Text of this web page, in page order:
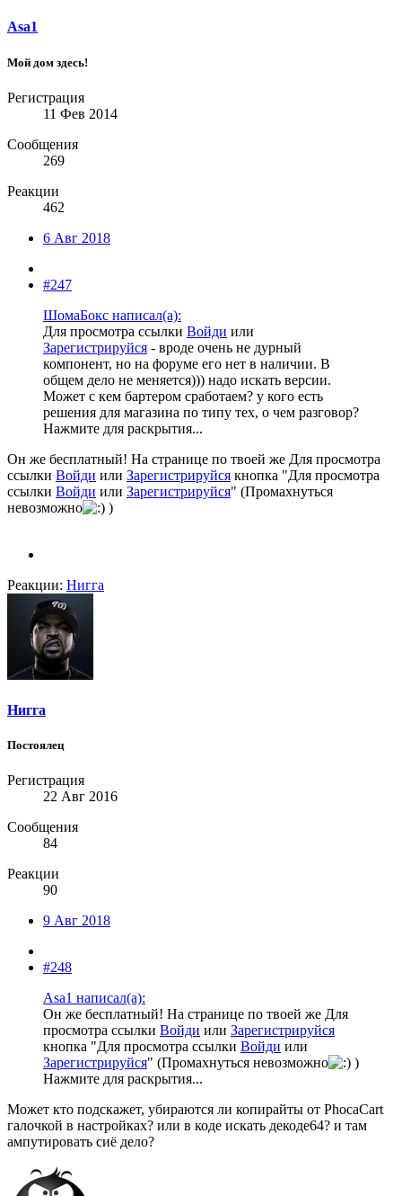
Asa1
Мой дом здесь!
Регистрация
11 Фев 2014
Сообщения
269
Реакции
462
6 Авг 2018
#247
ШомаБокс написал(а):
Для просмотра ссылки Войди или
Зарегистрируйся - вроде очень не дурный
компонент, но на форуме его нет в наличии. В
общем дело не меняется))) надо искать версии.
Может с кем бартером сработаем? у кого есть
решения для магазина по типу тех, о чем разговор?
Нажмите для раскрытия...
Он же бесплатный! На странице по твоей же Для просмотра
ссылки Войди или Зарегистрируйся кнопка "Для просмотра
ссылки Войди или Зарегистрируйся" (Промахнуться
невозможно
)
Реакции: Нигга
Нигга
Постоялец
Регистрация
22 Авг 2016
Сообщения
84
Реакции
90
9 Авг 2018
#248
Asa1 написал(а):
Он же бесплатный! На странице по твоей же Для
просмотра ссылки Войди или Зарегистрируйся
кнопка "Для просмотра ссылки Войди или
Зарегистрируйся" (Промахнуться невозможно
)
Нажмите для раскрытия...
Может кто подскажет, убираются ли копирайты от PhocaCart
галочкой в настройках? или в коде искать декоде64? и там
ампутировать сиё дело?